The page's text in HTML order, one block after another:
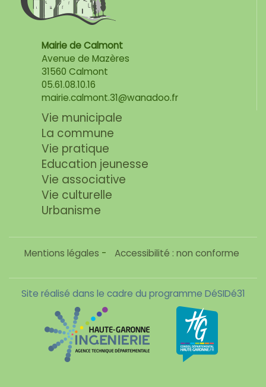
Mairie de Calmont
Avenue de Mazères
31560 Calmont
05.61.08.10.16
mairie.calmont.31@wanadoo.fr
Vie municipale
La commune
Vie pratique
Education jeunesse
Vie associative
Vie culturelle
Urbanisme
Mentions légales - Accessibilité : non conforme
Site réalisé dans le cadre du programme DéSIDé31